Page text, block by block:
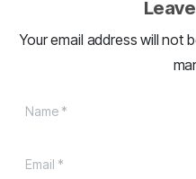
Your email address will not
Name
Email